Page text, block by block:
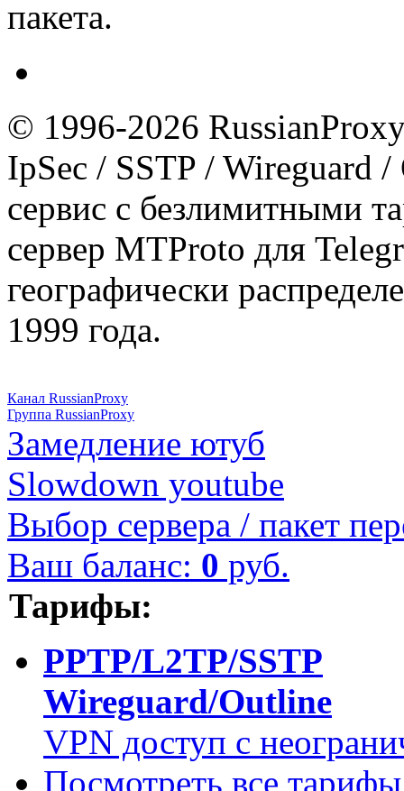
пакета.
© 1996-2026
IpSec / SSTP / Wireguard
сервис с безлимитными
сервер MTProto для
географически
1999 года.
Канал RussianProxy
Группа RussianProxy
Замедление ютуб
Slowdown youtube
Выбор сервера / пакет
Ваш баланс: 0 руб.
Тарифы:
PPTP/L2TP/SSTP
Wireguard/Outline
VPN доступ с
Посмотреть все тарифы